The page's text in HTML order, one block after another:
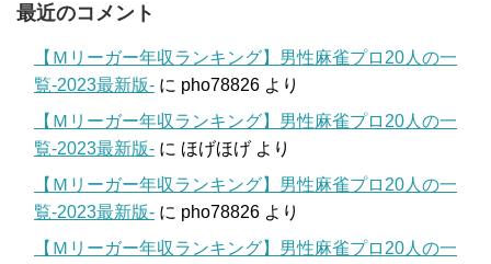
最近のコメント
【Ｍリーガー年収ランキング】男性麻雀プロ20人の一
覧-2023最新版- に pho78826 より
【Ｍリーガー年収ランキング】男性麻雀プロ20人の一
覧-2023最新版- に ほげほげ より
【Ｍリーガー年収ランキング】男性麻雀プロ20人の一
覧-2023最新版- に pho78826 より
【Ｍリーガー年収ランキング】男性麻雀プロ20人の一